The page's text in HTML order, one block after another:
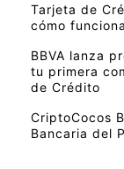
Tarjeta de
cómo
BBVA lanza
tu primera
de Crédito
CriptoCocos
Bancaria del